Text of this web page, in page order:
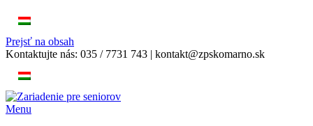
Prejsť na obsah
Kontaktujte nás: 035 / 7731 743 | kontakt@zpskomarno.sk
Menu